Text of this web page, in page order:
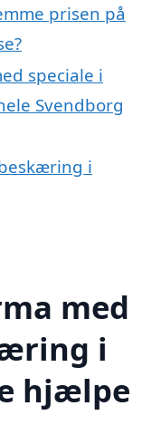
prisen på
speciale i
Svendborg
i
med
i
hjælpe